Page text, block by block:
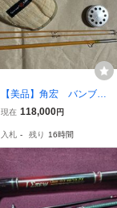
【美品】角宏 バンブ
ー 7.10 #４〜#5 ２Pc
現在 118,000円
入札 - 残り 16時間